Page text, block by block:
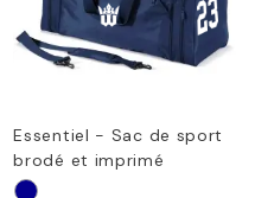
Essentiel - Sac de sport
brodé et imprimé